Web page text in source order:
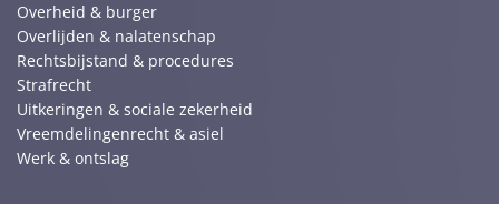
Overheid & burger
Overlijden & nalatenschap
Rechtsbijstand & procedures
Strafrecht
Uitkeringen & sociale zekerheid
Vreemdelingenrecht & asiel
Werk & ontslag